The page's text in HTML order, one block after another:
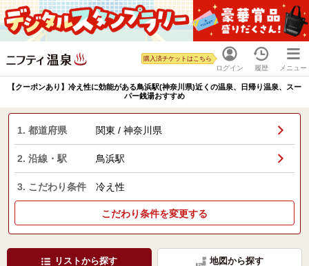
ログイン
購入済チケットはこちら
履歴 メニュー
【クーポンあり】冷え性に効能がある鳥浜駅(神奈川県)近くの温泉、日帰り温泉、スー
パー銭湯おすすめ
1. 都道府県 関東 / 神奈川県
2. 沿線・駅 鳥浜駅
3. こだわり条件 冷え性
こだわり条件を変更する
リストから探す 地図から探す